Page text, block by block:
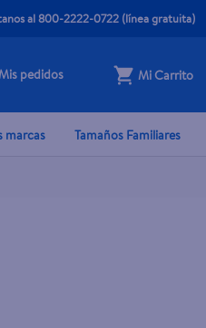
al 800-2222-0722(línea gratuita)
pedidos Mi Carrito
marcas Tamaños Familiares
+ Agregar